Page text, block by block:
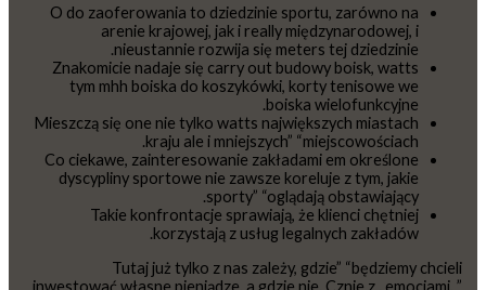
O do zaoferowania to dziedzinie sportu, zarówno na
arenie krajowej, jak i really międzynarodowej, i
nieustannie rozwija się meters tej dziedzinie.
Znakomicie nadaje się carry out budowy boisk, watts
tym mhh boiska do koszykówki, korty tenisowe we
boiska wielofunkcyjne.
Mieszczą się one nie tylko watts największych miastach
kraju ale i mniejszych” “miejscowościach.
Co ciekawe, zainteresowanie zakładami em określone
dyscypliny sportowe nie zawsze koreluje z tym, jakie
sporty” “oglądają obstawiający.
Takie konfrontacje sprawiają, że klienci chętniej
korzystają z usług legalnych zakładów.
Tutaj już tylko z nas zależy, gdzie” “będziemy chcieli
inwestować własne pieniądze, a gdzie nie. Cznie z . emocjami, ”